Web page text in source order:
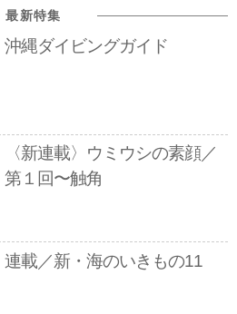
最新特集
沖縄ダイビングガイド
〈新連載〉ウミウシの素顔／
第１回〜触角
連載／新・海のいきもの11